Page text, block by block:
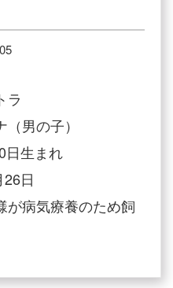
ラ
男の子）
日生まれ
日
が病気療養のため飼